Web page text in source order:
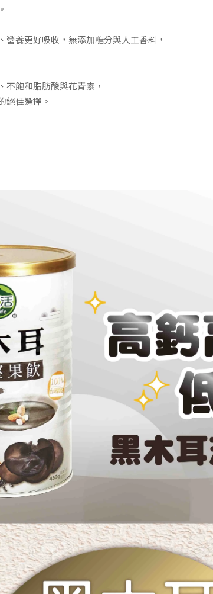
養更好吸收，無添加糖分與人工香料，
不飽和脂肪酸與花青素，
絕佳選擇。